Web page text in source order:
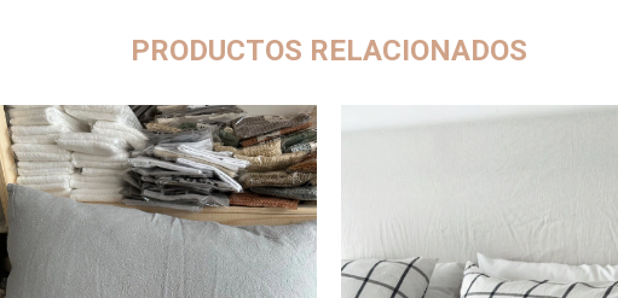
PRODUCTOS RELACIONADOS